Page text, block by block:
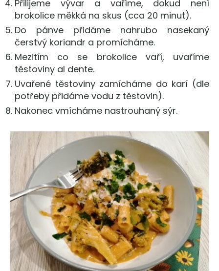
Přilijeme vývar a vaříme, dokud není
brokolice měkká na skus (cca 20 minut).
Do pánve přidáme nahrubo nasekaný
čerstvý koriandr a promícháme.
Mezitím co se brokolice vaří, uvaříme
těstoviny al dente.
Uvařené těstoviny zamícháme do karí (dle
potřeby přidáme vodu z těstovin).
Nakonec vmícháme nastrouhaný sýr.